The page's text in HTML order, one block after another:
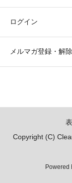
ログイン
メルマガ登録・解除
Copyright (C)
Powered